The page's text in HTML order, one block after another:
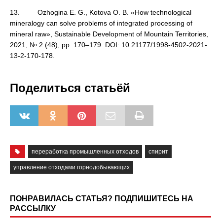
13. Ozhogina E. G., Kotova O. В. «How technological
mineralogy can solve problems of integrated processing of
mineral raw», Sustainable Development of Mountain Territories,
2021, № 2 (48), pp. 170–179. DOI: 10.21177/1998-4502-2021-
13-2-170-178.
Поделиться статьёй
переработка промышленных отходов спирит
управление отходами горнодобывающих
ПОНРАВИЛАСЬ СТАТЬЯ? ПОДПИШИТЕСЬ НА
РАССЫЛКУ